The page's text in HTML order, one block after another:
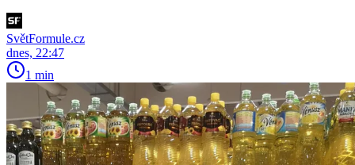
SvětFormule.cz
dnes, 22:47
1 min